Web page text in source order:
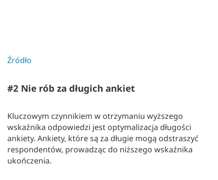
Źródło
#2 Nie rób za długich ankiet
Kluczowym czynnikiem w otrzymaniu wyższego
wskaźnika odpowiedzi jest optymalizacja długości
ankiety. Ankiety, które są za długie mogą odstraszyć
respondentów, prowadząc do niższego wskaźnika
ukończenia.